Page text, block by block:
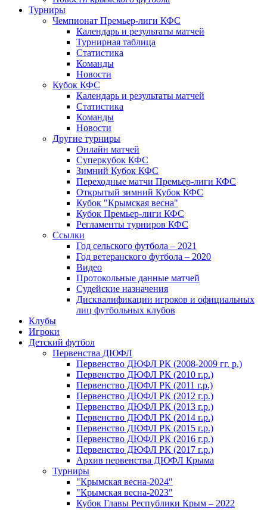
Турниры
Чемпионат Премьер-лиги КФС
Календарь и результаты матчей
Турнирная таблица
Статистика
Команды
Новости
Кубок КФС
Календарь и результаты матчей
Статистика
Команды
Новости
Другие турниры
Онлайн матчей
Суперкубок КФС
Зимний Кубок КФС
Переходные матчи Премьер-лиги КФС
Открытый зимний Кубок КФС
Кубок "Крымская весна"
Кубок Премьер-лиги КФС
Регламенты турниров КФС
Ссылки
Год сельского футбола – 2021
Год ветеранского футбола – 2020
Видео
Протокольные данные матчей
Судейские назначения
Дисквалификации игроков и официальных
лиц футбольных клубов
Клубы
Игроки
Детский футбол
Первенства ДЮФЛ
Первенство ДЮФЛ РК (2008-2009 гг. р.)
Первенство ДЮФЛ РК (2010 г.р.)
Первенство ДЮФЛ РК (2011 г.р.)
Первенство ДЮФЛ РК (2012 г.р.)
Первенство ДЮФЛ РК (2013 г.р.)
Первенство ДЮФЛ РК (2014 г.р.)
Первенство ДЮФЛ РК (2015 г.р.)
Первенство ДЮФЛ РК (2016 г.р.)
Первенство ДЮФЛ РК (2017 г.р.)
Архив первенства ДЮФЛ Крыма
Турниры
"Крымская весна-2024"
"Крымская весна-2023"
Кубок Главы Республики Крым – 2022